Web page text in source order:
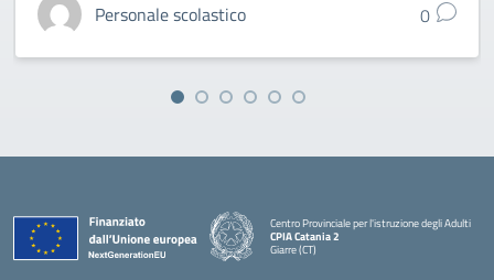
Personale scolastico 0
Centro Provinciale per l'istruzione degli Adulti
CPIA Catania 2
Giarre (CT)